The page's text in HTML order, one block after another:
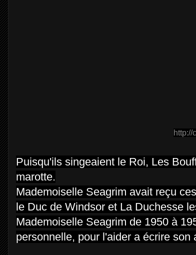
http://
Puisqu'ils singeaient le Roi, Les
marotte.
Mademoiselle Seagrim avait reçu
le Duc de Windsor et La Duchesse
Mademoiselle Seagrim de 1950 à
personnelle, pour l'aider a écrire